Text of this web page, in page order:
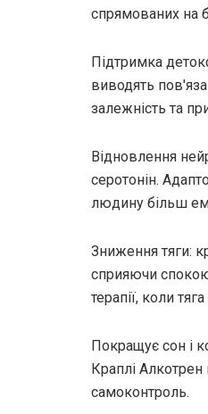
спрямованих на
Підтримка
виводять
залежність та
Відновлення
серотонін.
людину більш
Зниження тяги:
сприяючи
терапії, коли
Покращує сон і
Краплі Алкотрен
самоконтроль.